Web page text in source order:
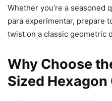
Whether you’re a seasoned
para experimentar, prepare
twist on a classic geometric
Why Choose
Sized Hexagon